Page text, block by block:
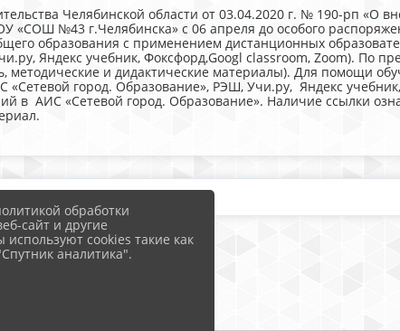
Челябинской области от 03.04.2020 г. № 190-рп «О
«СОШ №43 г.Челябинска» с 06 апреля до особого
образования с применением дистанционных
Яндекс учебник, Фоксфорд,Googl classroom, Zoom). По
методические и дидактические материалы). Для помощи
город. Образование», РЭШ, Учи.ру, Яндекс
в АИС «Сетевой город. Образование». Наличие ссылки
обработки
сайт и другие
cookies такие как
аналитика".